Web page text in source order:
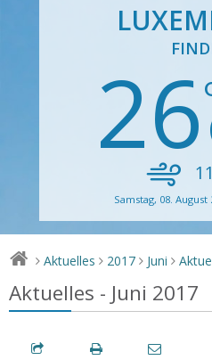
2611
Samstag, 08. August
> Aktuelles > 2017 > Juni >
Aktuelles - Juni 2017